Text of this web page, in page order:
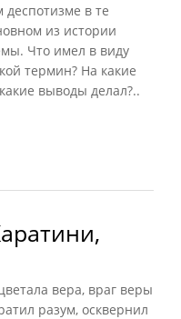
в те
из истории
Что имел в виду
термин? На какие
выводы делал?..
вера, враг веры
разум, осквернил